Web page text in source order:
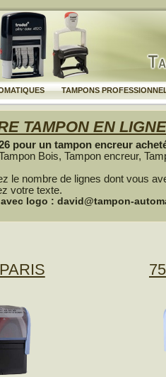
TAMPONS
TAMPON EN LIGNE
pour un tampon encreur
Bois, Tampon encreur,
le nombre de lignes dont vous
votre texte.
logo : david@tampon-